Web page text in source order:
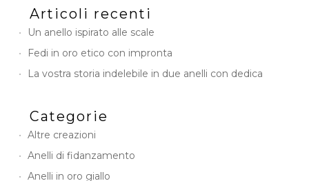
Articoli recenti
Un anello ispirato alle scale
Fedi in oro etico con impronta
La vostra storia indelebile in due anelli con dedica
Categorie
Altre creazioni
Anelli di fidanzamento
Anelli in oro giallo